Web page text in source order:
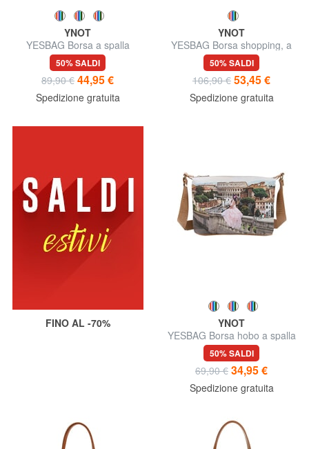
YNOT
YESBAG Borsa a spalla
50% SALDI
89,90 € 44,95 €
Spedizione gratuita
YNOT
YESBAG Borsa shopping, a
spalla
50% SALDI
106,90 € 53,45 €
Spedizione gratuita
FINO AL -70%
YNOT
YESBAG Borsa hobo a spalla
50% SALDI
69,90 € 34,95 €
Spedizione gratuita